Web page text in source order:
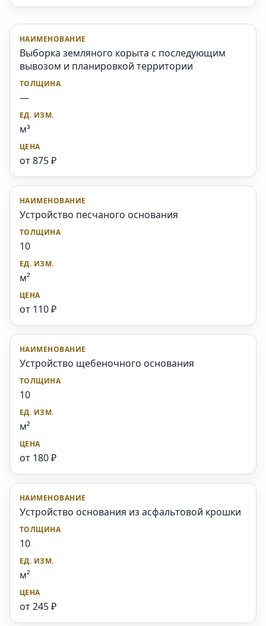
Выборка земляного корыта с последующим
вывозом и планировкой территории
—
м³
от 875 ₽
Устройство песчаного основания
10
м²
от 110 ₽
Устройство щебеночного основания
10
м²
от 180 ₽
Устройство основания из асфальтовой крошки
10
м²
от 245 ₽